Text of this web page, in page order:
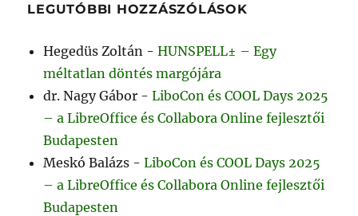
LEGUTÓBBI HOZZÁSZÓLÁSOK
Hegedüs Zoltán -HUNSPELL± – Egy
méltatlan döntés margójára
dr. Nagy Gábor -LiboCon és COOL Days 2025
– a LibreOffice és Collabora Online fejlesztői
Budapesten
Meskó Balázs -LiboCon és COOL Days 2025
– a LibreOffice és Collabora Online fejlesztői
Budapesten